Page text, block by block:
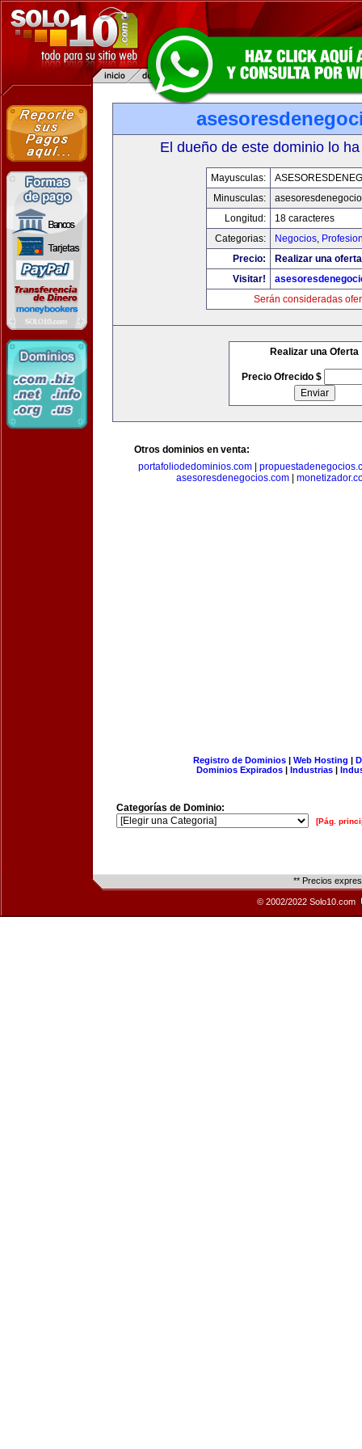
El dueño de este dominio lo
Mayusculas:
Minusculas:
Longitud:
18 caracteres
Categorias:
Negocios,
Precio:
Realizar una
Visitar!
Serán consideradas
Realizar una Oferta
Precio Ofrecido $
Otros dominios en venta:
portafoliodedominios.com|
asesoresdenegocios.com
Registro de Dominios| Web Hosting |
Dominios Expirados | Industrias |
Categorías de Dominio:
[Pág.
** Precios
© 2002/2022 Solo10.com